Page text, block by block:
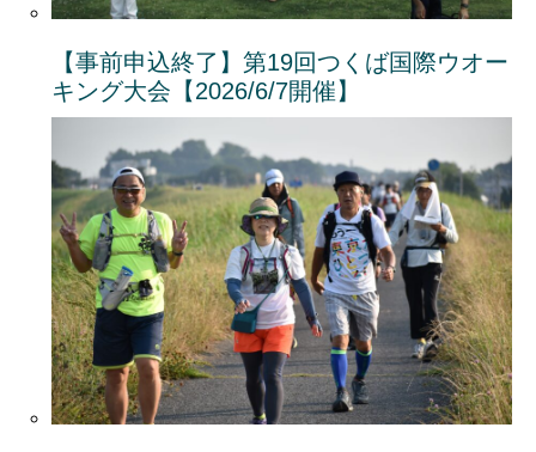
【事前申込終了】第19回つくば国際ウオー
キング大会【2026/6/7開催】